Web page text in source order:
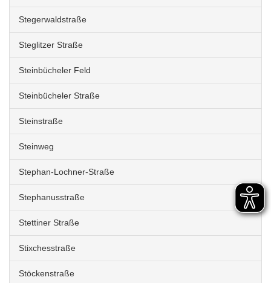
Stegerwaldstraße
Steglitzer Straße
Steinbücheler Feld
Steinbücheler Straße
Steinstraße
Steinweg
Stephan-Lochner-Straße
Stephanusstraße
Stettiner Straße
Stixchesstraße
Stöckenstraße